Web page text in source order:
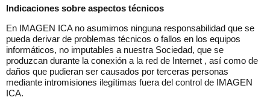
Indicaciones sobre aspectos técnicos
En IMAGEN ICA no asumimos ninguna responsabilidad que se
pueda derivar de problemas técnicos o fallos en los equipos
informáticos, no imputables a nuestra Sociedad, que se
produzcan durante la conexión a la red de Internet , así como de
daños que pudieran ser causados por terceras personas
mediante intromisiones ilegítimas fuera del control de IMAGEN
ICA.